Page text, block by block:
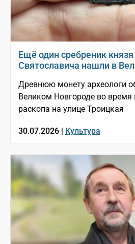
Ещё один сребреник
Святославича нашли в
Древнюю монету археологи
Великом Новгороде во время
раскопа на улице Троицкая
30.07.2026 | Культура